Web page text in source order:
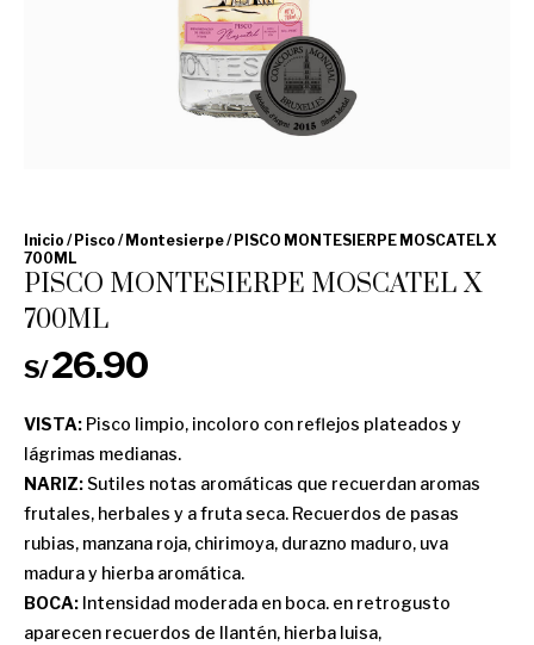
Inicio / Pisco / Montesierpe/ PISCO MONTESIERPE MOSCATEL X
700ML
PISCO MONTESIERPE MOSCATEL X
700ML
S/26.90
VISTA: Pisco limpio, incoloro con reflejos plateados y
lágrimas medianas.
NARIZ: Sutiles notas aromáticas que recuerdan aromas
frutales, herbales y a fruta seca. Recuerdos de pasas
rubias, manzana roja, chirimoya, durazno maduro, uva
madura y hierba aromática.
BOCA: Intensidad moderada en boca. en retrogusto
aparecen recuerdos de llantén, hierba luisa,